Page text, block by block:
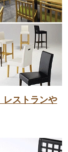
レストランや